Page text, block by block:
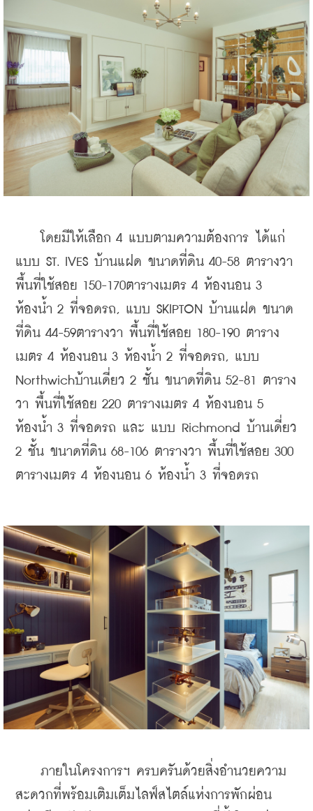
โดยมีให้เลือก 4 แบบตามความต้องการ ได้แก่
แบบ ST. IVES บ้านแฝด ขนาดที่ดิน 40-58 ตารางวา
พื้นที่ใช้สอย 150-170ตารางเมตร 4 ห้องนอน 3
ห้องน้ำ 2 ที่จอดรถ, แบบ SKIPTON บ้านแฝด ขนาด
ที่ดิน 44-59ตารางวา พื้นที่ใช้สอย 180-190 ตาราง
เมตร 4 ห้องนอน 3 ห้องน้ำ 2 ที่จอดรถ, แบบ
Northwichบ้านเดี่ยว 2 ชั้น ขนาดที่ดิน 52-81 ตาราง
วา พื้นที่ใช้สอย 220 ตารางเมตร 4 ห้องนอน 5
ห้องน้ำ 3 ที่จอดรถ และ แบบ Richmond บ้านเดี่ยว
2 ชั้น ขนาดที่ดิน 68-106 ตารางวา พื้นที่ใช้สอย 300
ตารางเมตร 4 ห้องนอน 6 ห้องน้ำ 3 ที่จอดรถ
ภายในโครงการฯ ครบครันด้วยสิ่งอำนวยความ
สะดวกที่พร้อมเติมเต็มไลฟ์สไตล์แห่งการพักผ่อน